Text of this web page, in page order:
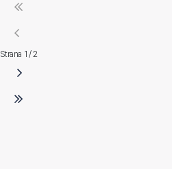
Strana 1 / 2